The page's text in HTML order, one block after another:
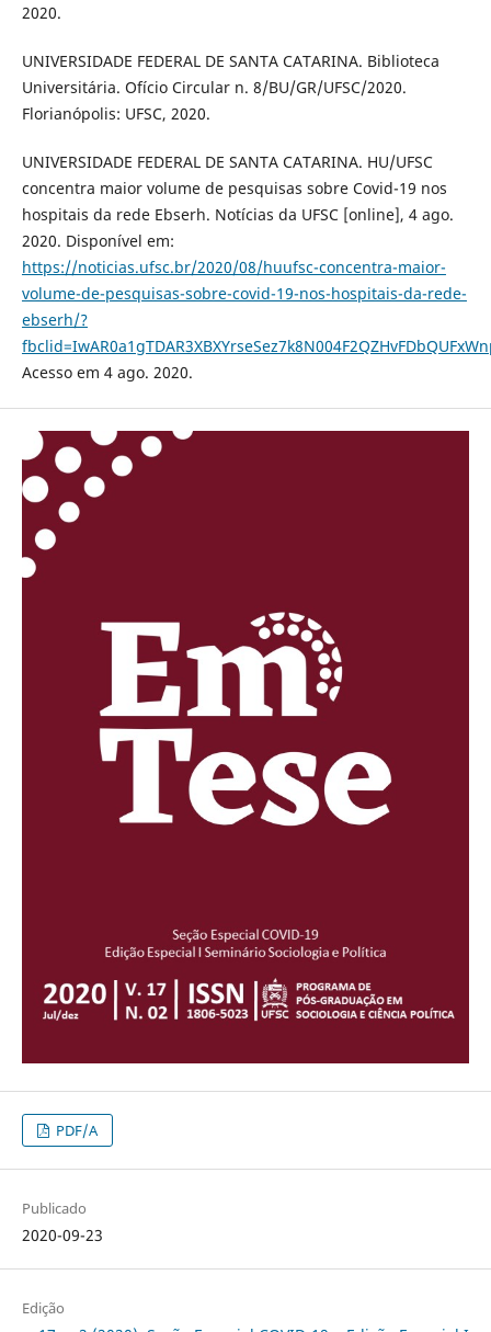
2020.
UNIVERSIDADE FEDERAL DE SANTA CATARINA. Biblioteca
Universitária. Ofício Circular n. 8/BU/GR/UFSC/2020.
Florianópolis: UFSC, 2020.
UNIVERSIDADE FEDERAL DE SANTA CATARINA. HU/UFSC
concentra maior volume de pesquisas sobre Covid-19 nos
hospitais da rede Ebserh. Notícias da UFSC [online], 4 ago.
2020. Disponível em:
https://noticias.ufsc.br/2020/08/huufsc-concentra-maior-
volume-de-pesquisas-sobre-covid-19-nos-hospitais-da-rede-
ebserh/?
Acesso em 4 ago. 2020.
PDF/A
Publicado
2020-09-23
Edição